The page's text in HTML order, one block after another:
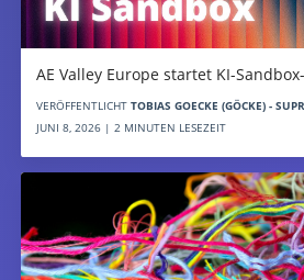
AE Valley Europe startet KI-
VERÖFFENTLICHT TOBIAS GOECKE (GÖCKE) -
JUNI 8, 2026 | 2 MINUTEN LESEZEIT